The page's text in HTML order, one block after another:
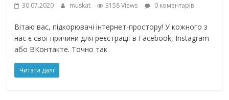
30.07.2020 muskat 3158 Views 0 коментарів
Вітаю вас, підкорювачі інтернет-простору! У кожного з
нас є свої причини для реєстрації в Facebook, Instagram
або ВКонтакте. Точно так
Читати далі